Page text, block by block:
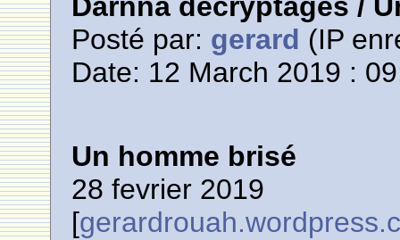
Darnna décryptages /
Posté par: gerard (IP
Date: 12 March 2019 :
Un homme brisé
28 fevrier 2019
[